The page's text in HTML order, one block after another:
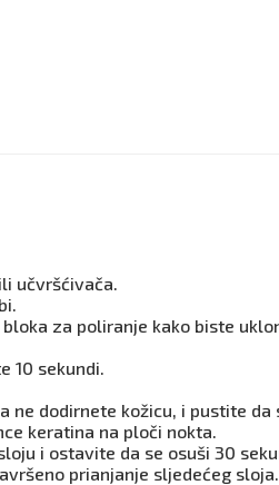
učvršćivača.
za poliranje kako biste
10 sekundi.
ne dodirnete kožicu, i pustite da
keratina na ploči nokta.
i ostavite da se osuši 30
prianjanje sljedećeg sloja.